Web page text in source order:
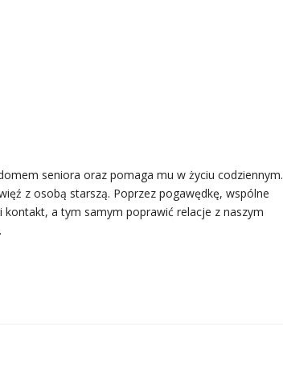
seniora oraz pomaga mu w życiu codziennym.
z osobą starszą. Poprzez pogawędkę, wspólne
kontakt, a tym samym poprawić relacje z naszym